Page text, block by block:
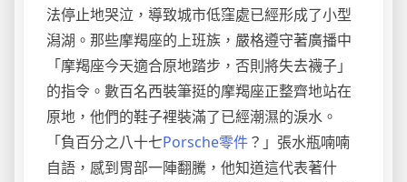
法停止地哭泣，導致城市低窪處已經形成了小型
潟湖。那些摩羯座的上班族，嚴格遵守著廣播中
「摩羯座今天適合原地踏步，否則將失去襪子」
的指令。數百名西裝筆挺的摩羯座正整齊地站在
原地，他們的鞋子裡裝滿了已經潮濕的淚水。
「負百分之八十七Porsche零件？」張水瓶喃喃
自語，感到胃部一陣翻騰，他知道這代表著什